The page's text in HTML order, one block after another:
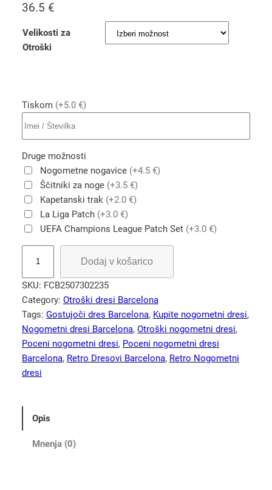
36.5 €
Velikosti za
Otroški
Tiskom (+5.0 €)
Druge možnosti
Nogometne nogavice (+4.5 €)
Ščitniki za noge (+3.5 €)
Kapetanski trak (+2.0 €)
La Liga Patch (+3.0 €)
UEFA Champions League Patch Set (+3.0 €)
r
o
š
k
i
r
e
Dodaj v košarico
SKU: FCB2507302235
Category: Otroški dresi Barcelona
Tags: Gostujoči dres Barcelona, Kupite nogometni dresi
Nogometni dresi Barcelona, Otroški nogometni dresi
Poceni nogometni dresi, Poceni nogometni dresi
Barcelona, Retro Dresovi Barcelona, Retro Nogometni
dresi
Opis
Mnenja (0)